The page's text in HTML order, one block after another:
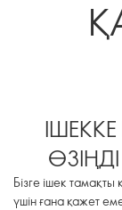
Бізге ішек
үшін ғана қажет